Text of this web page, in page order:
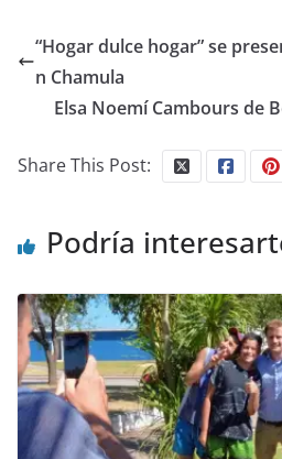
“Hogar dulce hogar” se
n Chamula
Elsa Noemí Cambours de
Share This Post:
Podría